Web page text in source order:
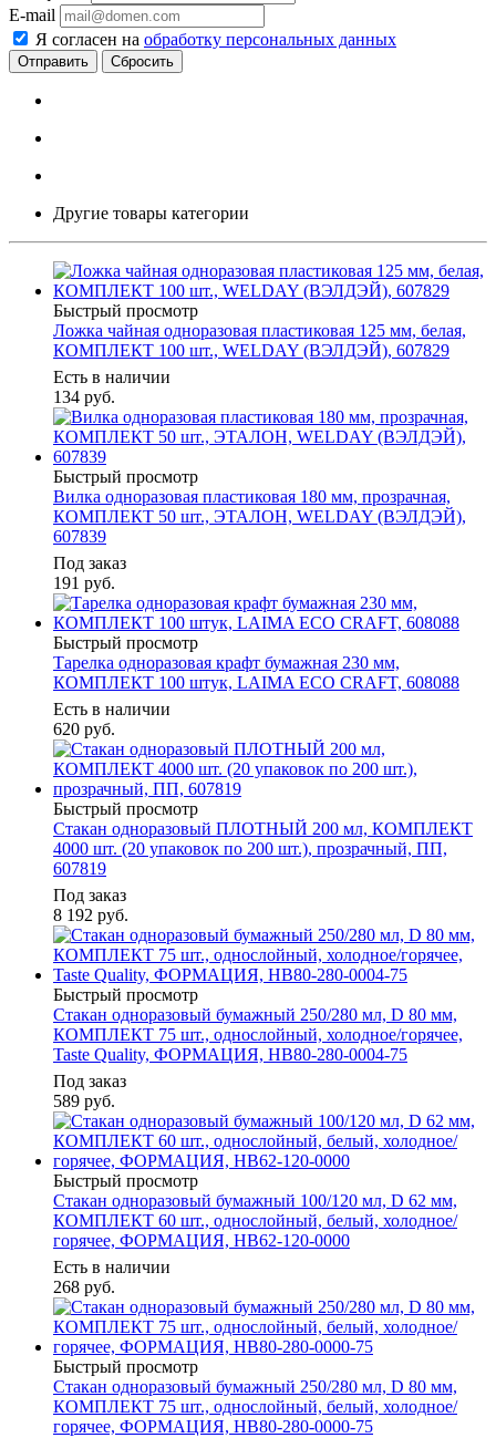
E-mail
Я согласен на обработку персональных данных
Сбросить
Другие товары категории
Быстрый просмотр
Ложка чайная одноразовая пластиковая 125 мм, белая,
КОМПЛЕКТ 100 шт., WELDAY (ВЭЛДЭЙ), 607829
Есть в наличии
134 руб.
Быстрый просмотр
Вилка одноразовая пластиковая 180 мм, прозрачная,
КОМПЛЕКТ 50 шт., ЭТАЛОН, WELDAY (ВЭЛДЭЙ),
607839
Под заказ
191 руб.
Быстрый просмотр
Тарелка одноразовая крафт бумажная 230 мм,
КОМПЛЕКТ 100 штук, LAIMA ECO CRAFT, 608088
Есть в наличии
620 руб.
Быстрый просмотр
Стакан одноразовый ПЛОТНЫЙ 200 мл, КОМПЛЕКТ
4000 шт. (20 упаковок по 200 шт.), прозрачный, ПП,
607819
Под заказ
8 192 руб.
Быстрый просмотр
Стакан одноразовый бумажный 250/280 мл, D 80 мм,
КОМПЛЕКТ 75 шт., однослойный, холодное/горячее,
Taste Quality, ФОРМАЦИЯ, HB80-280-0004-75
Под заказ
589 руб.
Быстрый просмотр
Стакан одноразовый бумажный 100/120 мл, D 62 мм,
КОМПЛЕКТ 60 шт., однослойный, белый, холодное/
горячее, ФОРМАЦИЯ, HB62-120-0000
Есть в наличии
268 руб.
Быстрый просмотр
Стакан одноразовый бумажный 250/280 мл, D 80 мм,
КОМПЛЕКТ 75 шт., однослойный, белый, холодное/
горячее, ФОРМАЦИЯ, HB80-280-0000-75